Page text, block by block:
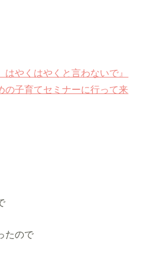
はやくはやくと言わないで』
の子育てセミナーに行って来
たので